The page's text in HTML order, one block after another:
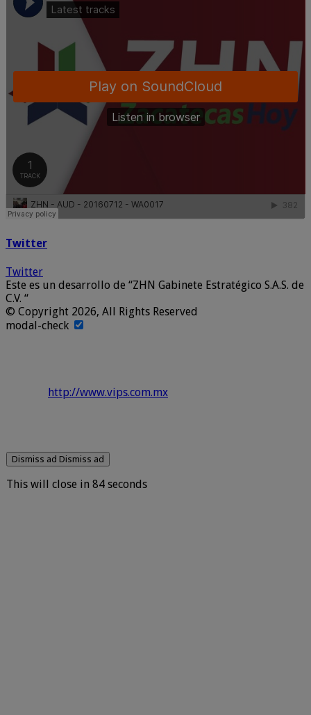
Twitter
Twitter
Este es un desarrollo de “ZHN Gabinete Estratégico S.A.S. de
C.V. “
© Copyright 2026, All Rights Reserved
modal-check
http://www.vips.com.mx
Dismiss ad Dismiss ad
This will close in 83 seconds